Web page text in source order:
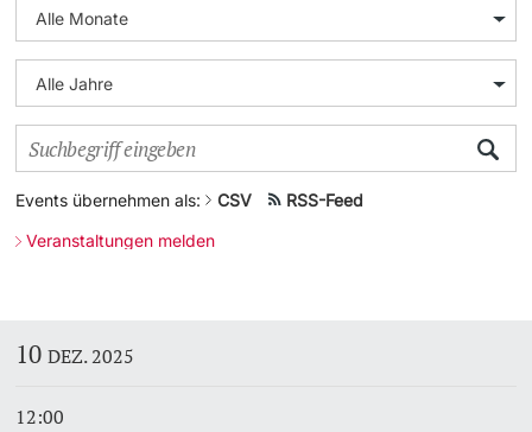
Doktorierende
Universität in den Medien
Veranstaltungskalender
Social Media
Podcasts
Ukraine
Weiterbildung
Universität
Veranstaltungen melden
Events übernehmen als: CSV RSS-Feed
10DEZ. 2025
12:00